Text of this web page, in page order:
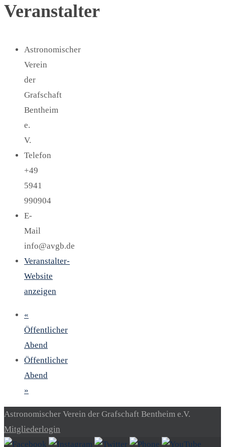
Veranstalter
Astronomischer
Verein
der
Grafschaft
Bentheim
e.
V.
Telefon
+49
5941
990904
E-
Mail
info@avgb.de
Veranstalter-
Website
anzeigen
«
Öffentlicher
Abend
Öffentlicher
Abend
»
Astronomischer Verein der Grafschaft Bentheim e.V.
Mitgliederlogin